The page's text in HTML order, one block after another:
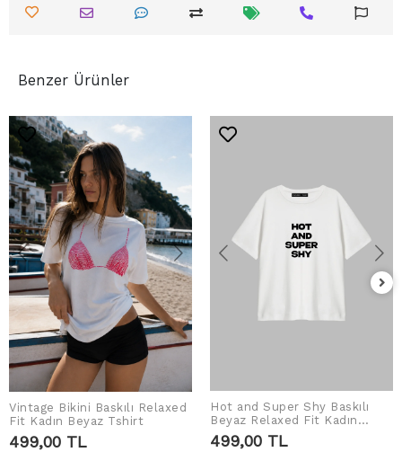
Benzer Ürünler
SEPETE EKLE
Vintage Bikini Baskılı Relaxed
Fit Kadın Beyaz Tshirt
499,00 TL
SEPETE EKLE
Hot and Super Shy Baskılı
Beyaz Relaxed Fit Kadın
Tshirt
499,00 TL